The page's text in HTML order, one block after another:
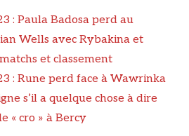
: Paula Badosa perd au
Wells avec Rybakina et
et classement
: Rune perd face à Wawrinka
s’il a quelque chose à dire
« cro » à Bercy